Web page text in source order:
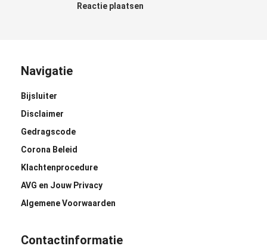
Reactie plaatsen
Navigatie
Bijsluiter
Disclaimer
Gedragscode
Corona Beleid
Klachtenprocedure
AVG en Jouw Privacy
Algemene Voorwaarden
Contactinformatie